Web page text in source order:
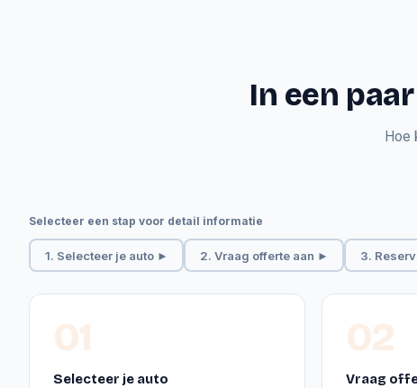
In een
Hoe
Selecteer een stap voor detail informatie
1. Selecteer je auto ► 2. Vraag offerte aan ► 3.
01
Selecteer je auto
02
Vraag